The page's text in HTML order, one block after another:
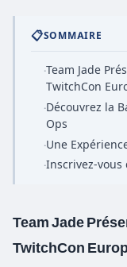
📋SOMMAIRE
·Team Jade
TwitchCon
·Découvrez la
Ops
·Une
·Inscrivez-
Team Jade
TwitchCon